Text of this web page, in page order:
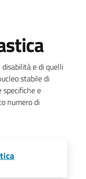
e di quelli
stabile di
e
numero di